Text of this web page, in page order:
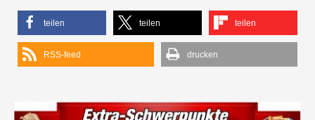
teilen teilen teilen
RSS-feed drucken